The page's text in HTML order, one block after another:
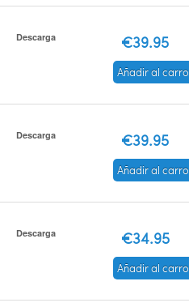
Descarga €39.95
Añadir al carro
Descarga €39.95
Añadir al carro
Descarga €34.95
Añadir al carro